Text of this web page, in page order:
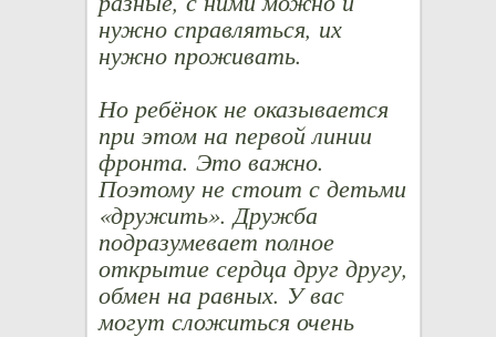
нужно справляться, их
нужно проживать.
Но ребёнок не оказывается
при этом на первой линии
фронта. Это важно.
Поэтому не стоит с детьми
«дружить». Дружба
подразумевает полное
открытие сердца друг другу,
обмен на равных. У вас
могут сложиться очень